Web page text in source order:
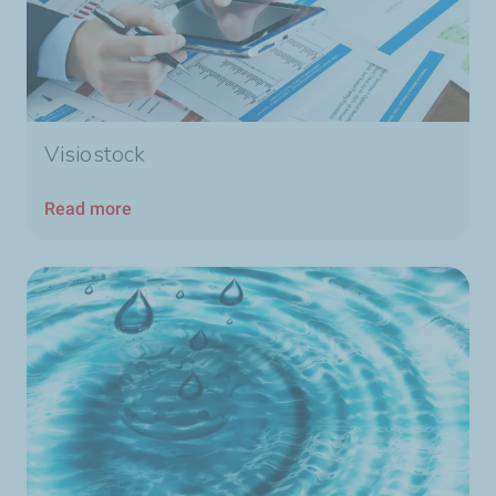
Visiostock
Read more